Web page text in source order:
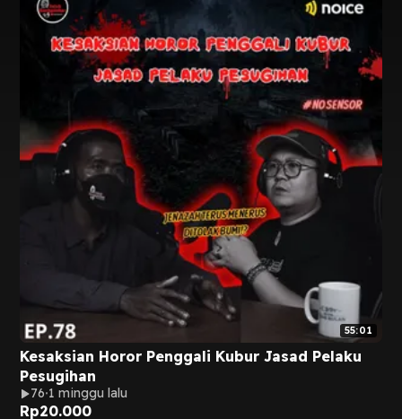
55:01
Kesaksian Horor Penggali Kubur Jasad Pelaku
Pesugihan
76 1 minggu lalu
Rp20.000